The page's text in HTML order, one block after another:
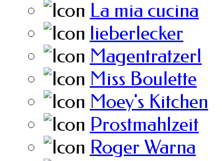
La mia cucina
lieberlecker
Magentratzerl
Miss Boulette
Moey's Kitchen
Prostmahlzeit
Roger Warna